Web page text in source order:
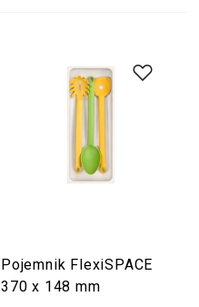
Pojemnik FlexiSPACE
370 x 148 mm